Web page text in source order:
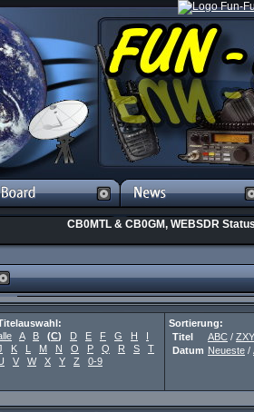
CB0MTL & CB0GM, WEBSDR Status
A B (C) D E F G H
I
K L M N O P Q R S
T
V W X Y Z 0-9
Sortierung:
Titel
ABC / ZXY
Datum Neueste /